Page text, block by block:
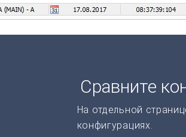
Сравните
На отдельной
конфигурациях.